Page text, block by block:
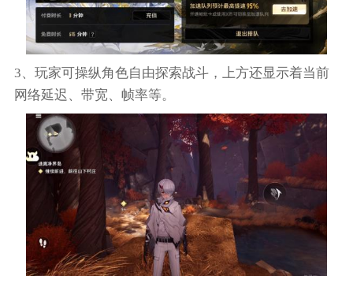
3、玩家可操纵角色自由探索战斗，上方还显示着当前
网络延迟、带宽、帧率等。